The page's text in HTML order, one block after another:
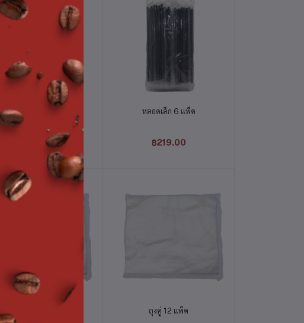
หยิบใส่ตะกร้า
แก้วชง 8 Oz./250 ml.
฿359.00
หยิบใส่ตะกร้า
หลอดเล็ก 6 แพ็ค
฿219.00
หยิบใส่ตะกร้า
ถุงคู่ 12 แพ็ค